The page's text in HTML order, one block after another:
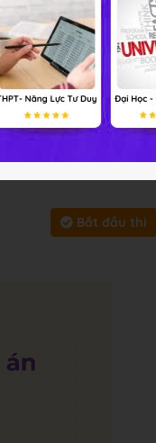
Môn học: Sinh
Bắt đầu thi